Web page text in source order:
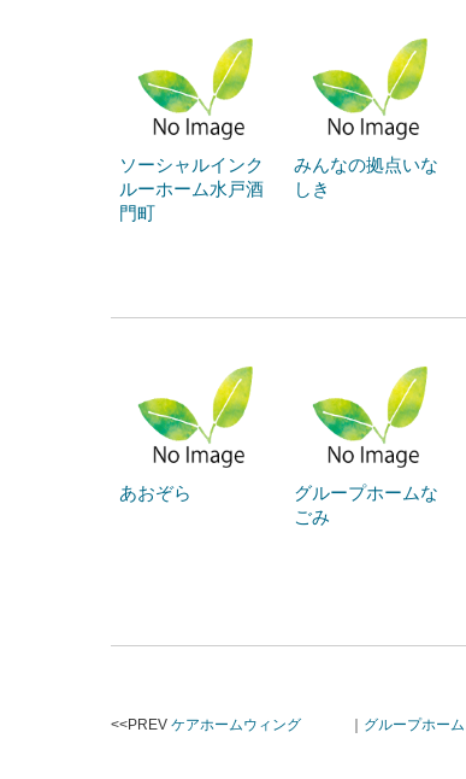
ソーシャルインク
ルーホーム水戸酒
門町
みんなの拠点いな
しき
あおぞら
グループホームな
ごみ
<<PREV ケアホームウィング ｜ グループホー